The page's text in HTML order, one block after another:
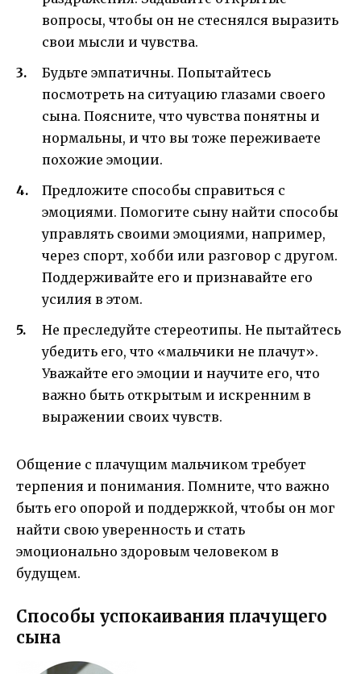
вопросы, чтобы он не стеснялся выразить
свои мысли и чувства.
Будьте эмпатичны. Попытайтесь
посмотреть на ситуацию глазами своего
сына. Поясните, что чувства понятны и
нормальны, и что вы тоже переживаете
похожие эмоции.
Предложите способы справиться с
эмоциями. Помогите сыну найти способы
управлять своими эмоциями, например,
через спорт, хобби или разговор с другом.
Поддерживайте его и признавайте его
усилия в этом.
Не преследуйте стереотипы. Не пытайтесь
убедить его, что «мальчики не плачут».
Уважайте его эмоции и научите его, что
важно быть открытым и искренним в
выражении своих чувств.
Общение с плачущим мальчиком требует
терпения и понимания. Помните, что важно
быть его опорой и поддержкой, чтобы он мог
найти свою уверенность и стать
эмоционально здоровым человеком в
будущем.
Способы успокаивания плачущего
сына